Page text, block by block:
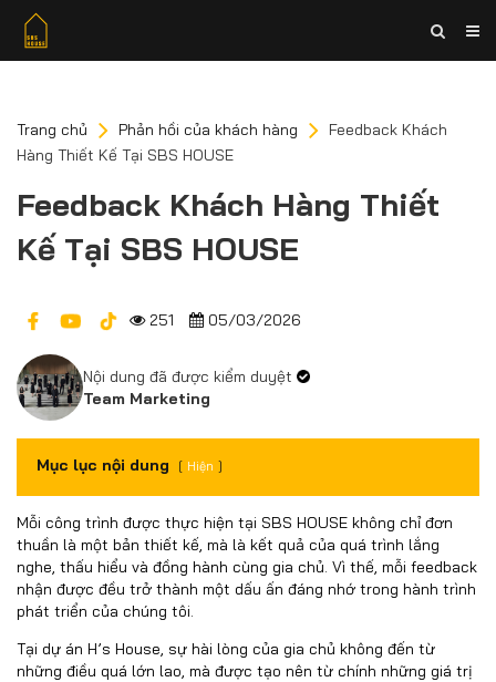
Trang chủ Phản hồi của khách hàng
Feedback Khách
Hàng Thiết Kế Tại SBS HOUSE
Feedback Khách Hàng Thiết
Kế Tại SBS HOUSE
251 05/03/2026
Nội dung đã được kiểm duyệt
Team Marketing
Mục lục nội dung Hiện
Mỗi công trình được thực hiện tại SBS HOUSE không chỉ đơn
thuần là một bản thiết kế, mà là kết quả của quá trình lắng
nghe, thấu hiểu và đồng hành cùng gia chủ. Vì thế, mỗi feedback
nhận được đều trở thành một dấu ấn đáng nhớ trong hành trình
phát triển của chúng tôi.
Tại dự án H’s House, sự hài lòng của gia chủ không đến từ
những điều quá lớn lao, mà được tạo nên từ chính những giá trị